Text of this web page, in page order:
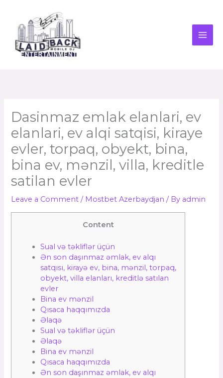
content
Dasinmaz emlak elanlari, ev
elanlari, ev alqi satqisi, kiraye
evler, torpaq, obyekt, bina,
bina ev, mənzil, villa, kreditle
satilan evler
Leave a Comment / Mostbet Azerbaydjan / By admin
Content
Sual və təkliflər üçün
Ən son daşınmaz əmlak, ev alqı
satqısı, kirayə ev, bina, mənzil, torpaq,
obyekt, villa elanları, kreditlə satılan
evler
Bina ev mənzil
Qısaca haqqımızda
Əlaqə
Sual və təkliflər üçün
Əlaqə
Bina ev mənzil
Qısaca haqqımızda
Ən son daşınmaz əmlak, ev alqı